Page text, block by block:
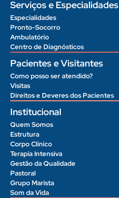
Serviços e Especialidades
Especialidades
Pronto-Socorro
Ambulatório
Centro de Diagnósticos
Pacientes e Visitantes
Como posso ser atendido?
Visitas
Direitos e Deveres dos Pacientes
Institucional
Quem Somos
Estrutura
Corpo Clínico
Terapia Intensiva
Gestão da Qualidade
Pastoral
Grupo Marista
Som da Vida